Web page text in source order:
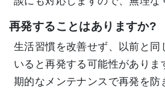
再発することはありますか?
生活習慣を改善せず、以前と同
いると再発する可能性がありま
期的なメンテナンスで再発を防